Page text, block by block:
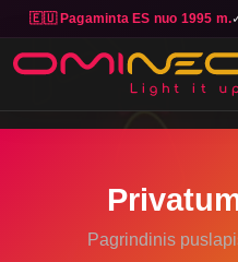
🇪🇺 Pagaminta ES nuo 1995 m.
Skip to main content
Pagrindinis